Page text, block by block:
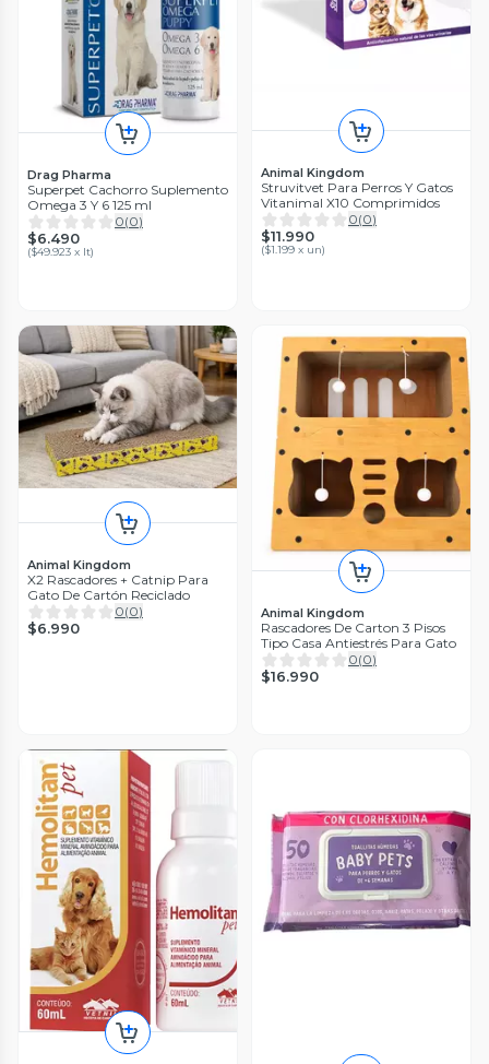
Drag Pharma
Superpet Cachorro Suplemento
Omega 3 Y 6 125 ml
0(0)
$6.490
($49.923 x lt)
Animal Kingdom
Struvitvet Para Perros Y Gatos
Vitanimal X10 Comprimidos
0(0)
$11.990
($1.199 x un)
Animal Kingdom
X2 Rascadores + Catnip Para
Gato De Cartón Reciclado
0(0)
$6.990
Animal Kingdom
Rascadores De Carton 3 Pisos
Tipo Casa Antiestrés Para Gato
0(0)
$16.990